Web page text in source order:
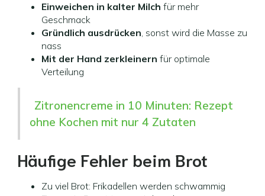
Einweichen in kalter Milch für mehr
Geschmack
Gründlich ausdrücken, sonst wird die Masse zu
nass
Mit der Hand zerkleinern für optimale
Verteilung
Zitronencreme in 10 Minuten: Rezept
ohne Kochen mit nur 4 Zutaten
Häufige Fehler beim Brot
Zu viel Brot: Frikadellen werden schwammig